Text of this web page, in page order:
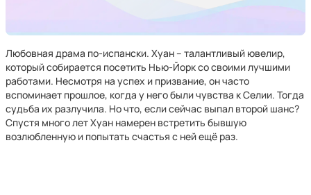
Любовная драма по-испански. Хуан – талантливый ювелир,
который собирается посетить Нью-Йорк со своими лучшими
работами. Несмотря на успех и призвание, он часто
вспоминает прошлое, когда у него были чувства к Селии. Тогда
судьба их разлучила. Но что, если сейчас выпал второй шанс?
Спустя много лет Хуан намерен встретить бывшую
возлюбленную и попытать счастья с ней ещё раз.